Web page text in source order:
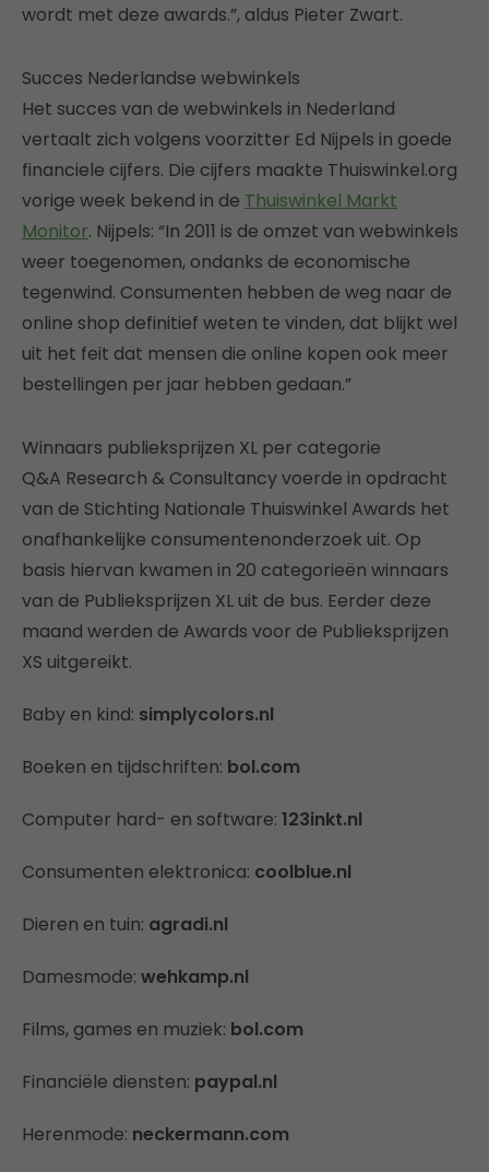
wordt met deze awards.”, aldus Pieter Zwart.
Succes Nederlandse webwinkels
Het succes van de webwinkels in Nederland
vertaalt zich volgens voorzitter Ed Nijpels in goede
financiele cijfers. Die cijfers maakte Thuiswinkel.org
vorige week bekend in de Thuiswinkel Markt
Monitor. Nijpels: “In 2011 is de omzet van webwinkels
weer toegenomen, ondanks de economische
tegenwind. Consumenten hebben de weg naar de
online shop definitief weten te vinden, dat blijkt wel
uit het feit dat mensen die online kopen ook meer
bestellingen per jaar hebben gedaan.”
Winnaars publieksprijzen XL per categorie
Q&A Research & Consultancy voerde in opdracht
van de Stichting Nationale Thuiswinkel Awards het
onafhankelijke consumentenonderzoek uit. Op
basis hiervan kwamen in 20 categorieën winnaars
van de Publieksprijzen XL uit de bus. Eerder deze
maand werden de Awards voor de Publieksprijzen
XS uitgereikt.
Baby en kind: simplycolors.nl
Boeken en tijdschriften: bol.com
Computer hard- en software: 123inkt.nl
Consumenten elektronica: coolblue.nl
Dieren en tuin: agradi.nl
Damesmode: wehkamp.nl
Films, games en muziek: bol.com
Financiële diensten: paypal.nl
Herenmode: neckermann.com